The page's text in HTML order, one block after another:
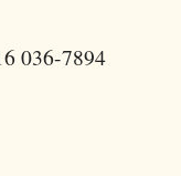
036-7894